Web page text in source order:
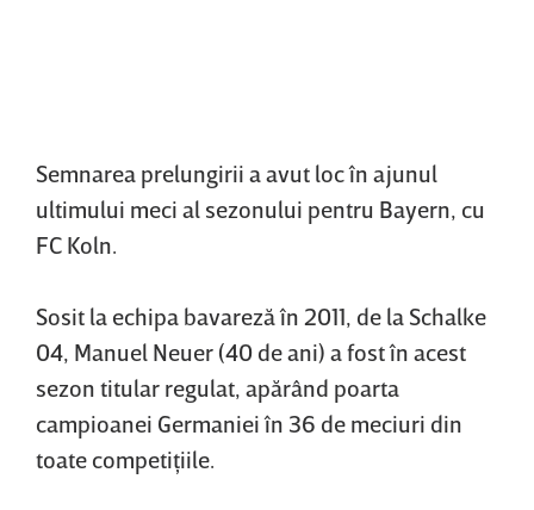
Semnarea prelungirii a avut loc în ajunul
ultimului meci al sezonului pentru Bayern, cu
FC Koln.
Sosit la echipa bavareză în 2011, de la Schalke
04, Manuel Neuer (40 de ani) a fost în acest
sezon titular regulat, apărând poarta
campioanei Germaniei în 36 de meciuri din
toate competiţiile.